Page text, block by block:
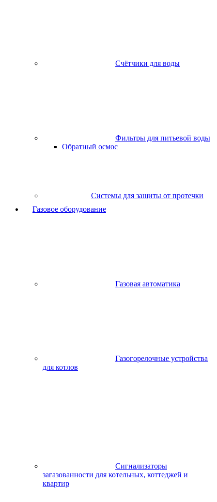
Счётчики для воды
Фильтры для питьевой воды
Обратный осмос
Системы для защиты от протечки
Газовое оборудование
Газовая автоматика
Газогорелочные устройства
для котлов
Сигнализаторы
загазованности для котельных, коттеджей и
квартир